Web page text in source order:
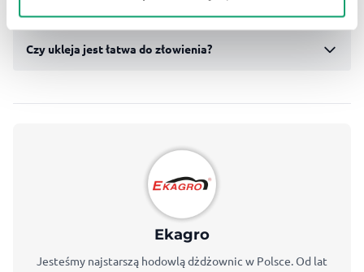
Czy ukleja jest łatwa do złowienia?
Ekagro
Jesteśmy najstarszą hodowlą dżdżownic w Polsce. Od lat